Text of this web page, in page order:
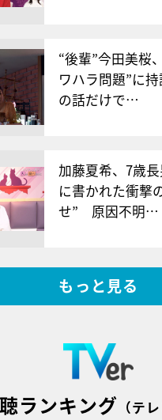
“後輩”今田美桜
ワハラ問題”に
の話だけで…
加藤夏希、7歳
に書かれた衝撃
せ” 原因不明…
もっと見る
ランキング （テ